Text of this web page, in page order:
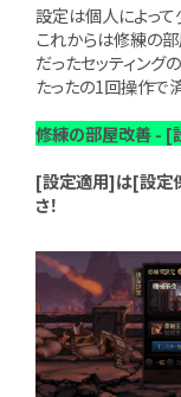
設定は個人によって
これからは修練の
だったセッティング
たったの1回操作で
修練の部屋改善 - [
[設定適用]は[設定
さ！